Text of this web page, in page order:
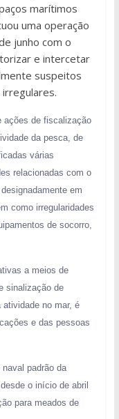
marítimos
uma operação
junho com o
e intercetar
suspeitos
ações de fiscalização
da pesca, de
várias
relacionadas com o
em
como irregularidades
de socorro,
a meios de
sinalização de
no mar, é
e das pessoas
padrão da
o início de abril
para meados de